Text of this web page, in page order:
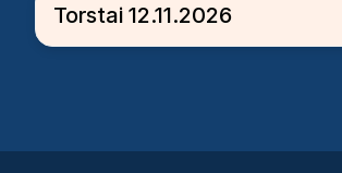
Torstai 12.11.2026